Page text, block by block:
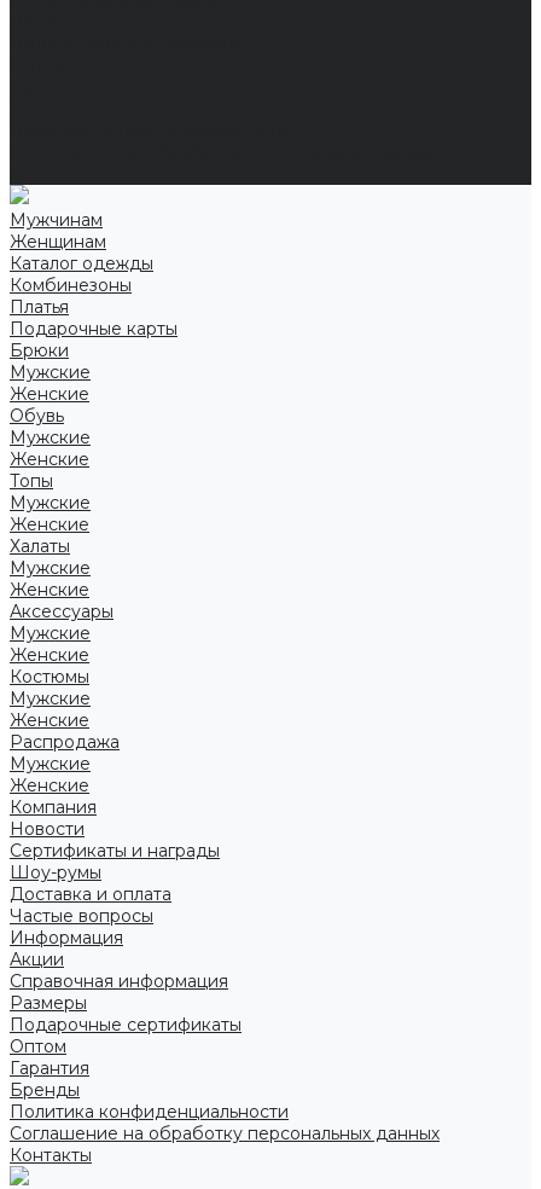
Мужчинам
Женщинам
Каталог одежды
Комбинезоны
Платья
Подарочные карты
Брюки
Мужские
Женские
Обувь
Мужские
Женские
Топы
Мужские
Женские
Халаты
Мужские
Женские
Аксессуары
Мужские
Женские
Костюмы
Мужские
Женские
Распродажа
Мужские
Женские
Компания
Новости
Сертификаты и награды
Шоу-румы
Доставка и оплата
Частые вопросы
Информация
Акции
Справочная информация
Размеры
Подарочные сертификаты
Оптом
Гарантия
Бренды
Политика конфиденциальности
Соглашение на обработку персональных данных
Контакты